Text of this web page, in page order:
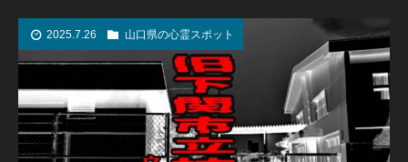
2025.7.26 山口県の心霊スポット